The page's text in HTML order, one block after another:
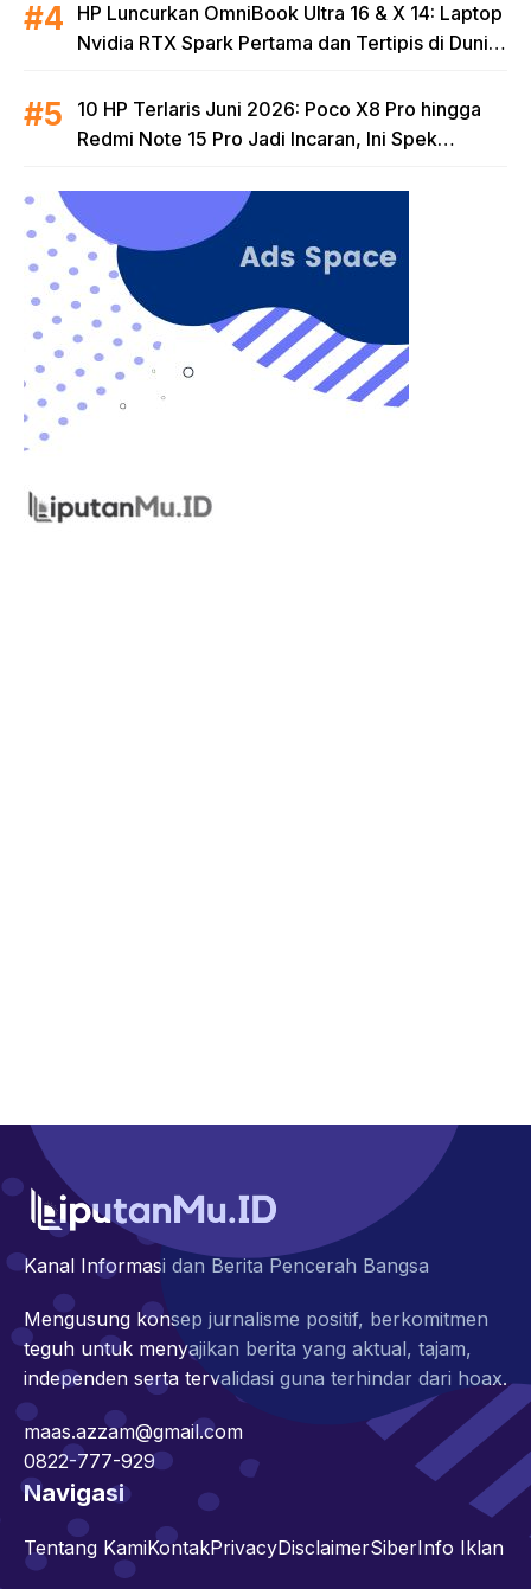
HP Luncurkan OmniBook Ultra 16 & X 14: Laptop
Nvidia RTX Spark Pertama dan Tertipis di Dunia
10 HP Terlaris Juni 2026: Poco X8 Pro hingga
Redmi Note 15 Pro Jadi Incaran, Ini Spek
Kanal Informasi dan Berita Pencerah Bangsa
Mengusung konsep jurnalisme positif, berkomitmen
teguh untuk menyajikan berita yang aktual, tajam,
independen serta tervalidasi guna terhindar dari hoax.
maas.azzam@gmail.com
0822-777-929
Navigasi
Tentang KamiKontakPrivacyDisclaimerSiberInfo Iklan